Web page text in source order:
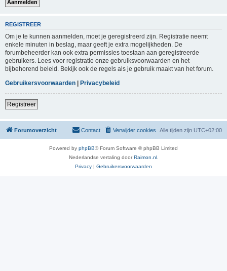
REGISTREER
Om je te kunnen aanmelden, moet je geregistreerd zijn. Registratie neemt
enkele minuten in beslag, maar geeft je extra mogelijkheden. De
forumbeheerder kan ook extra permissies toestaan aan geregistreerde
gebruikers. Lees voor registratie onze gebruiksvoorwaarden en het
bijbehorend beleid. Bekijk ook de regels als je gebruik maakt van het forum.
Gebruikersvoorwaarden | Privacybeleid
Registreer
Forumoverzicht Alle tijden zijn UTC+02:00
Verwijder cookies
Contact
Powered by phpBB® Forum Software © phpBB Limited
Nederlandse vertaling doorRaimon.nl.
Privacy | Gebruikersvoorwaarden